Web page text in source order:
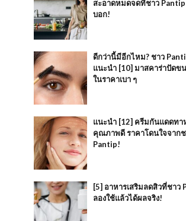
สะอาดหมดจดที่ชาว
บอก!
ดีกว่านี้มีอีกไหม? ชาว
แนะนำ [10] มาสคาร่าปัดข
ในราคาเบา ๆ
แนะนำ [12] ครีมกันแดดทา
คุณภาพดี ราคาโดนใจจาก
Pantip!
[5] อาหารเสริมลดสิวที่ชาว
ลองใช้แล้วได้ผลจริง!